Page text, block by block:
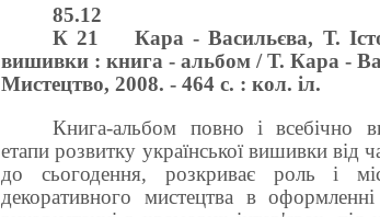
85.12
К 21
Кара - Васильєва, Т.
вишивки : книга - альбом / Т. Кара -
Мистецтво, 2008. - 464 с. : кол. іл.
Книга-альбом повно і всебічно
етапи розвитку української вишивки від
до сьогодення, розкриває роль і
декоративного мистецтва в